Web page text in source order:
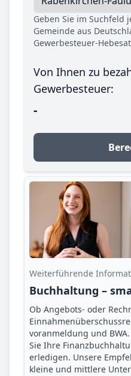
Geben Sie im Suchfeld
Gemeinde aus
Gewerbesteuer-
Von Ihnen zu
Gewerbesteuer:
-
Weiterführende
Buchhaltung –
Ob Angebots- oder
voranmeldung und
Sie Ihre
erledigen. Unsere
kleine und mittlere